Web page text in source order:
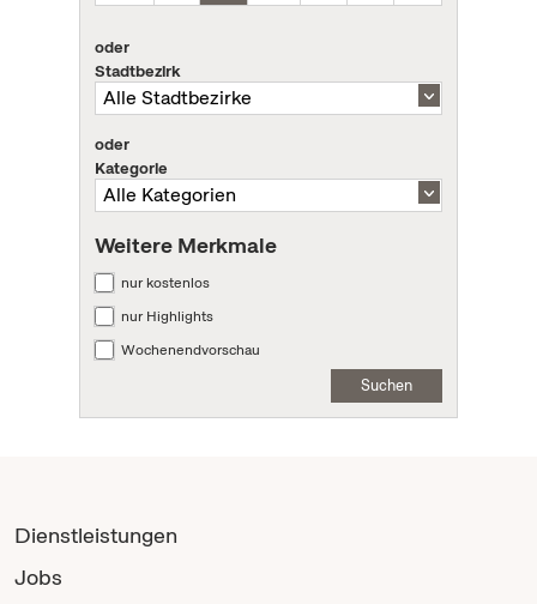
oder
Stadtbezirk
oder
Kategorie
Weitere Merkmale
nur kostenlos
nur Highlights
Wochenendvorschau
Suchen
Dienstleistungen
Jobs